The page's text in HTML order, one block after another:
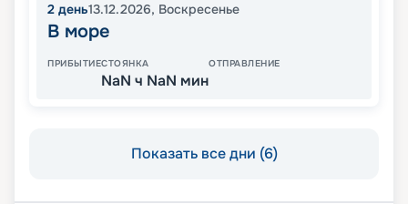
2 день13.12.2026, Воскресенье
В море
ПРИБЫТИЕСТОЯНКА
NaN ч NaN мин
ОТПРАВЛЕНИЕ
Показать все дни (6)